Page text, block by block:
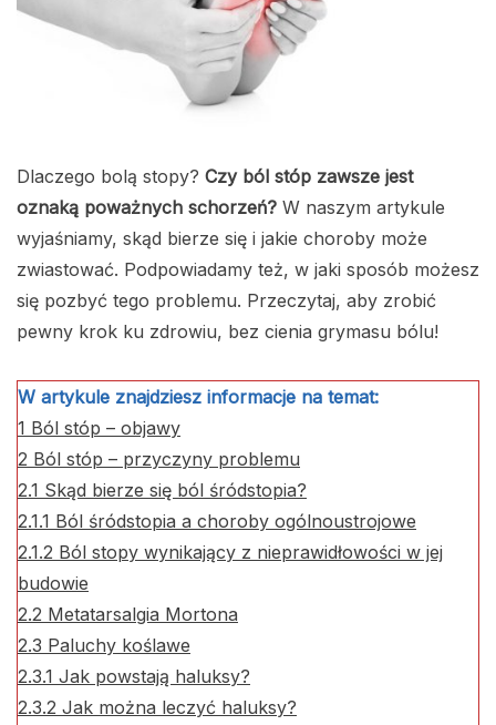
Dlaczego bolą stopy? Czy ból stóp zawsze jest
oznaką poważnych schorzeń? W naszym artykule
wyjaśniamy, skąd bierze się i jakie choroby może
zwiastować. Podpowiadamy też, w jaki sposób możesz
się pozbyć tego problemu. Przeczytaj, aby zrobić
pewny krok ku zdrowiu, bez cienia grymasu bólu!
W artykule znajdziesz informacje na temat:
1 Ból stóp – objawy
2 Ból stóp – przyczyny problemu
2.1 Skąd bierze się ból śródstopia?
2.1.1 Ból śródstopia a choroby ogólnoustrojowe
2.1.2 Ból stopy wynikający z nieprawidłowości w jej
budowie
2.2 Metatarsalgia Mortona
2.3 Paluchy koślawe
2.3.1 Jak powstają haluksy?
2.3.2 Jak można leczyć haluksy?